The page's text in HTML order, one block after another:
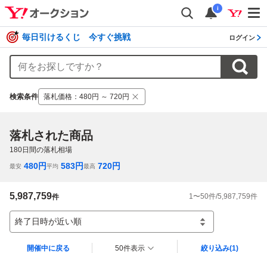
i
毎日引けるくじ 今すぐ挑戦 ログイン
検索条件 落札価格 ： 480円 ～ 720円
落札された商品
180日間の落札相場
最安 480円平均 583円最高 720円
5,987,759件 1〜50件/5,987,759件
終了日時が近い順
開催中に戻る 50件表示 絞り込み(1)